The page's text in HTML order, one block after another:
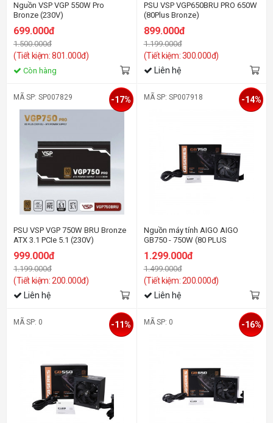
Nguồn VSP VGP 550W Pro
Bronze (230V)
699.000đ
1.500.000đ
(Tiết kiệm: 801.000đ)
Còn hàng
PSU VSP VGP650BRU PRO 650W
(80Plus Bronze)
899.000đ
1.199.000đ
(Tiết kiệm: 300.000đ)
Liên hệ
MÃ SP: SP007829
PSU VSP VGP 750W BRU Bronze
ATX 3.1 PCIe 5.1 (230V)
999.000đ
1.199.000đ
(Tiết kiệm: 200.000đ)
-17%
Liên hệ
MÃ SP: SP007918
Nguồn máy tính AIGO AIGO
GB750 - 750W (80 PLUS
1.299.000đ
1.499.000đ
(Tiết kiệm: 200.000đ)
-14%
Liên hệ
MÃ SP: 0 -11% MÃ SP: 0 -16%